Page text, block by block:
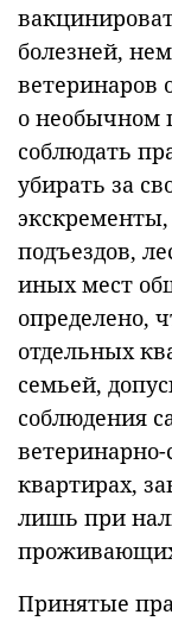
болезней,
ветеринаров
о необычном
соблюдать
убирать за
подъездов,
иных мест
определено,
отдельных
семьей,
соблюдения
квартирах,
лишь при
Принятые